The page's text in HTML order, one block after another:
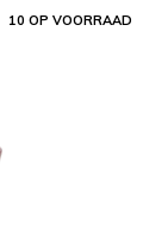
10 OP VOORRAAD